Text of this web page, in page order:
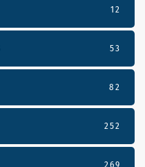
12
53
82
252
269